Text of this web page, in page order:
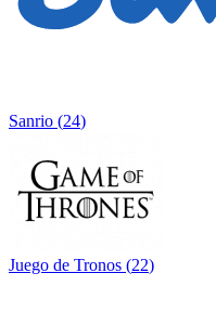
Sanrio (24)
Juego de Tronos (22)